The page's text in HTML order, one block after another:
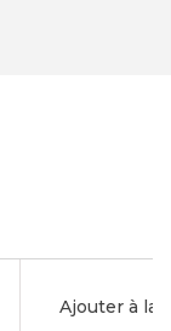
Ajouter à la